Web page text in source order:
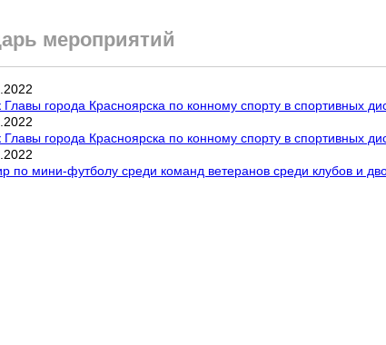
мероприятий
2022
Главы города Красноярска по конному спорту в спортивных
2022
Главы города Красноярска по конному спорту в спортивных
2022
по мини-футболу среди команд ветеранов среди клубов и